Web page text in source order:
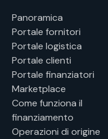
Panoramica
Portale fornitori
Portale logistica
Portale clienti
Portale finanziatori
Marketplace
Come funziona il
finanziamento
Operazioni di origine